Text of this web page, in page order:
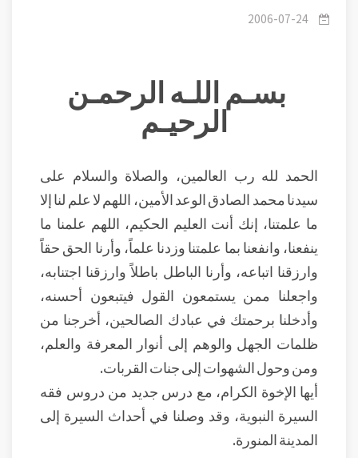
عليه وسلم في منزل أبو أيوب وتحقيق المصالحة والمساواة
2006-07-24
بسـم اللـه الرحمـن
الرحيـم
الحمد لله رب العالمين، والصلاة والسلام على
سيدنا محمد الصادق الوعد الأمين، اللهم لا علم لنا إلا
ما علمتنا، إنك أنت العليم الحكيم، اللهم علمنا ما
ينفعنا، وانفعنا بما علمتنا وزدنا علماً، وأرنا الحق حقاً
وارزقنا اتباعه، وأرنا الباطل باطلاً وارزقنا اجتنابه،
واجعلنا ممن يستمعون القول فيتبعون أحسنه،
وأدخلنا برحمتك في عبادك الصالحين، أخرجنا من
ظلمات الجهل والوهم إلى أنوار المعرفة والعلم،
ومن وحول الشهوات إلى جنات القربات.
أيها الإخوة الكرام، مع درس جديد من دروس فقه
السيرة النبوية، وقد وصلنا في أحداث السيرة إلى
المدينة المنورة.